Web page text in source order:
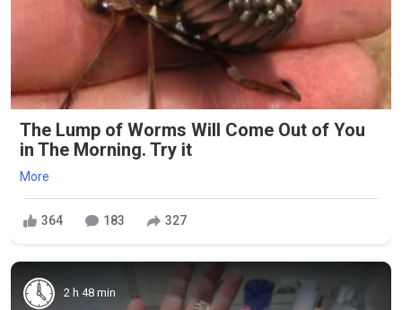
The Lump of Worms Will Come Out of You
in The Morning. Try it
More
364 183 327
2 h 48 min